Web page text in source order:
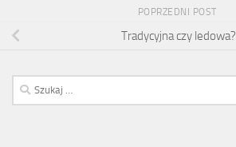
POPRZEDNI POST
Tradycyjna czy ledowa?
Szukaj: